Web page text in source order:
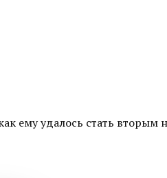
ему удалось стать вторым